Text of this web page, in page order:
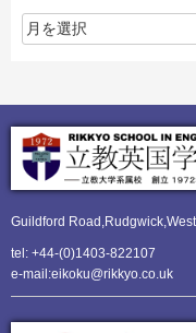
Guildford Road,Rudgwick,
tel: +44-(0)1403-822107
e-mail:eikoku@rikkyo.co.uk